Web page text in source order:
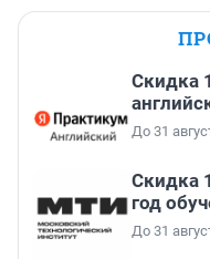
Скидка
До 31
Скидка
год
До 31